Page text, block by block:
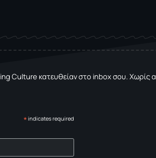
Culture κατευθείαν στο inbox σου. Χωρίς
* indicates required